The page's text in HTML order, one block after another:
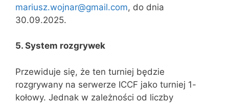
mariusz.wojnar@gmail.com, do dnia
30.09.2025.
5. System rozgrywek
Przewiduje się, że ten turniej będzie
rozgrywany na serwerze ICCF jako turniej 1-
kołowy. Jednak w zależności od liczby